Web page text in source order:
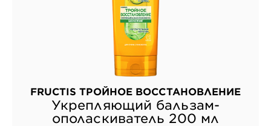
FRUCTIS ТРОЙНОЕ ВОССТАНОВЛЕНИЕ
Укрепляющий бальзам-
ополаскиватель 200 мл